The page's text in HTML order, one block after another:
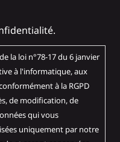
la loi n°78-17 du 6 janvier
à l'informatique, aux
de modification, de
qui vous
uniquement par notre